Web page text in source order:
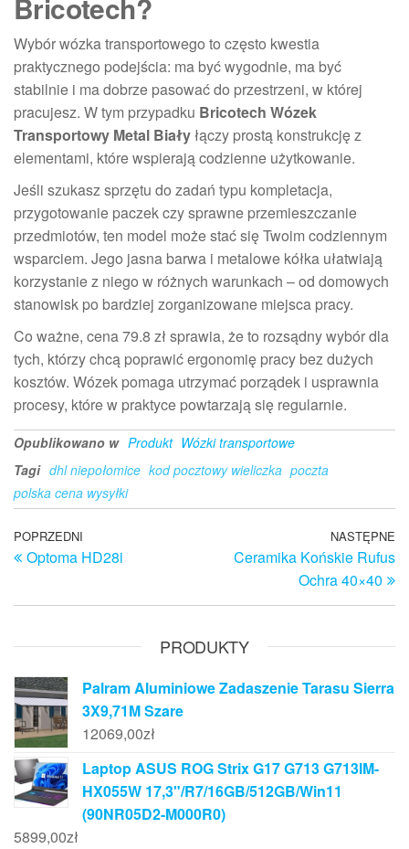
Wybór wózka transportowego to często kwestia
praktycznego podejścia: ma być wygodnie, ma być
stabilnie i ma dobrze pasować do przestrzeni, w której
pracujesz. W tym przypadku Bricotech Wózek
Transportowy Metal Białyłączy prostą konstrukcję z
elementami, które wspierają codzienne użytkowanie.
Jeśli szukasz sprzętu do zadań typu kompletacja,
przygotowanie paczek czy sprawne przemieszczanie
przedmiotów, ten model może stać się Twoim codziennym
wsparciem. Jego jasna barwa i metalowe kółka ułatwiają
korzystanie z niego w różnych warunkach – od domowych
stanowisk po bardziej zorganizowane miejsca pracy.
Co ważne, cena 79.8 zł sprawia, że to rozsądny wybór dla
tych, którzy chcą poprawić ergonomię pracy bez dużych
kosztów. Wózek pomaga utrzymać porządek i usprawnia
procesy, które w praktyce powtarzają się regularnie.
Opublikowano w Produkt Wózki transportowe
Tagi dhl niepołomice kod pocztowy wieliczka poczta
polska cena wysyłki
Nawigacja
wpisu
Poprzedni
wpis
POPRZEDNI
Optoma HD28i
NASTĘPNE
Ceramika Końskie Rufus
Ochra 40×40
PRODUKTY
Palram Aluminiowe Zadaszenie Tarasu Sierra
3X9,71M Szare
12069,00zł
Laptop ASUS ROG Strix G17 G713 G713IM-
HX055W 17,3"/R7/16GB/512GB/Win11
(90NR05D2-M000R0)
5899,00zł